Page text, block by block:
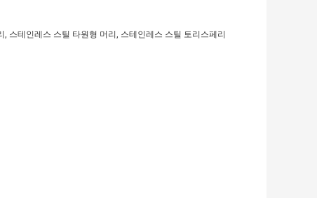
스테인레스 스틸 타원형 머리, 스테인레스 스틸 토리스페리